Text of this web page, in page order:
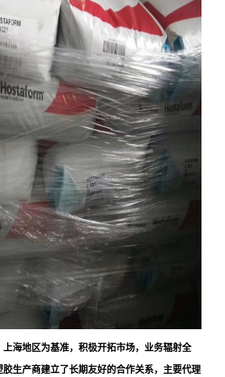
海地区为基准，积极开拓市场，业务辐射全
胶生产商建立了长期友好的合作关系，主要代理